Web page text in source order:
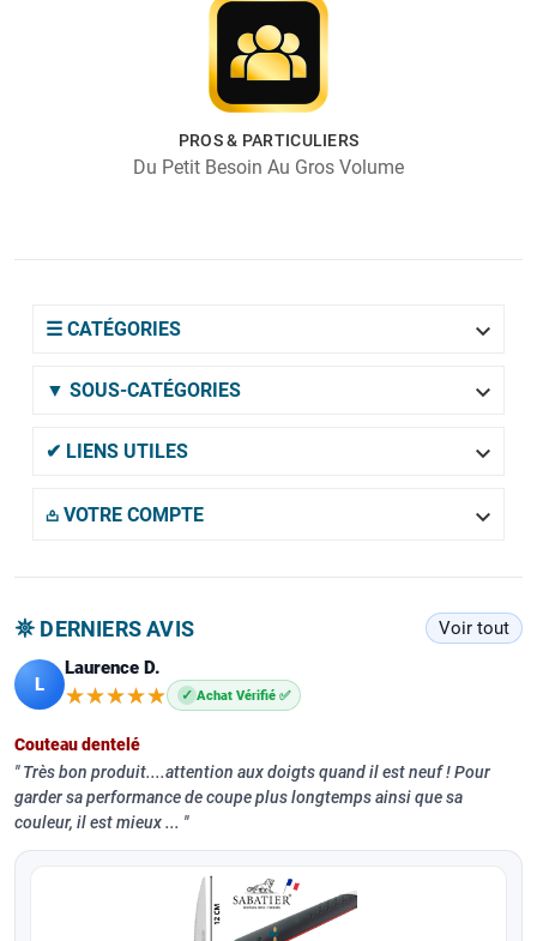
PROS & PARTICULIERS
Du Petit Besoin Au Gros Volume
☰ CATÉGORIES 
▼ SOUS-CATÉGORIES 
✔ LIENS UTILES 
𖡌 VOTRE COMPTE 
𖤓 DERNIERS AVIS Voir tout
L
Laurence D.
★★★★★
★★★★★ ✓ Achat Vérifié ✅
Couteau dentelé
Très bon produit....attention aux doigts quand il est neuf ! Pour
garder sa performance de coupe plus longtemps ainsi que sa
couleur, il est mieux ...